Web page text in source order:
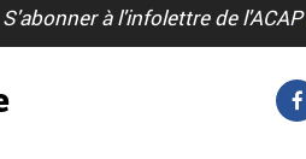
S'abonner à l'infolettre de l'ACAP